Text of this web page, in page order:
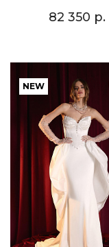
82 350 р.
NEW